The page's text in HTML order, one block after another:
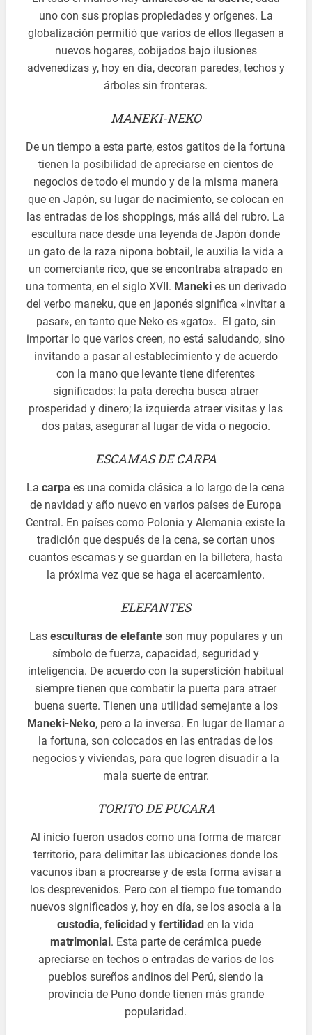
uno con sus propias propiedades y orígenes. La
globalización permitió que varios de ellos llegasen a
nuevos hogares, cobijados bajo ilusiones
advenedizas y, hoy en día, decoran paredes, techos y
árboles sin fronteras.
MANEKI-NEKO
De un tiempo a esta parte, estos gatitos de la fortuna
tienen la posibilidad de apreciarse en cientos de
negocios de todo el mundo y de la misma manera
que en Japón, su lugar de nacimiento, se colocan en
las entradas de los shoppings, más allá del rubro. La
escultura nace desde una leyenda de Japón donde
un gato de la raza nipona bobtail, le auxilia la vida a
un comerciante rico, que se encontraba atrapado en
una tormenta, en el siglo XVII. Manekies un derivado
del verbo maneku, que en japonés significa «invitar a
pasar», en tanto que Neko es «gato». El gato, sin
importar lo que varios creen, no está saludando, sino
invitando a pasar al establecimiento y de acuerdo
con la mano que levante tiene diferentes
significados: la pata derecha busca atraer
prosperidad y dinero; la izquierda atraer visitas y las
dos patas, asegurar al lugar de vida o negocio.
ESCAMAS DE CARPA
Lacarpa es una comida clásica a lo largo de la cena
de navidad y año nuevo en varios países de Europa
Central. En países como Polonia y Alemania existe la
tradición que después de la cena, se cortan unos
cuantos escamas y se guardan en la billetera, hasta
la próxima vez que se haga el acercamiento.
ELEFANTES
Las esculturas de elefanteson muy populares y un
símbolo de fuerza, capacidad, seguridad y
inteligencia. De acuerdo con la superstición habitual
siempre tienen que combatir la puerta para atraer
buena suerte. Tienen una utilidad semejante a los
Maneki-Neko, pero a la inversa. En lugar de llamar a
la fortuna, son colocados en las entradas de los
negocios y viviendas, para que logren disuadir a la
mala suerte de entrar.
TORITO DE PUCARA
Al inicio fueron usados como una forma de marcar
territorio, para delimitar las ubicaciones donde los
vacunos iban a procrearse y de esta forma avisar a
los desprevenidos. Pero con el tiempo fue tomando
nuevos significados y, hoy en día, se los asocia a la
custodia,felicidad yfertilidad en la vida
matrimonial. Esta parte de cerámica puede
apreciarse en techos o entradas de varios de los
pueblos sureños andinos del Perú, siendo la
provincia de Puno donde tienen más grande
popularidad.